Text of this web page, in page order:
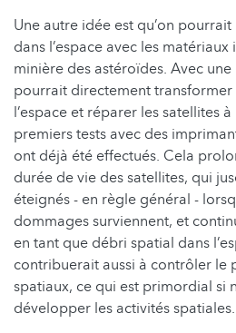
Une autre idée est qu’on
dans l’espace avec les matériaux
minière des astéroïdes. Avec
pourrait directement transformer
l’espace et réparer les satellites
premiers tests avec des
ont déjà été effectués. Cela
durée de vie des satellites, qui
éteignés - en règle général -
dommages surviennent, et
en tant que débri spatial dans
contribuerait aussi à contrôler le
spatiaux, ce qui est primordial si
développer les activités spatiales.